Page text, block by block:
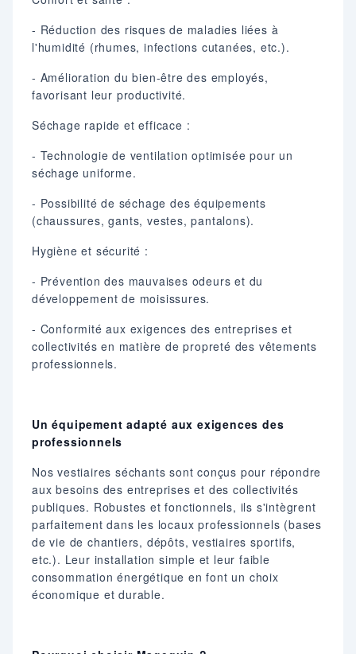
- Réduction des risques de maladies liées à
l'humidité (rhumes, infections cutanées, etc.).
- Amélioration du bien-être des employés,
favorisant leur productivité.
Séchage rapide et efficace :
- Technologie de ventilation optimisée pour un
séchage uniforme.
- Possibilité de séchage des équipements
(chaussures, gants, vestes, pantalons).
Hygiène et sécurité :
- Prévention des mauvaises odeurs et du
développement de moisissures.
- Conformité aux exigences des entreprises et
collectivités en matière de propreté des vêtements
professionnels.
Un équipement adapté aux exigences des
professionnels
Nos vestiaires séchants sont conçus pour répondre
aux besoins des entreprises et des collectivités
publiques. Robustes et fonctionnels, ils s'intègrent
parfaitement dans les locaux professionnels (bases
de vie de chantiers, dépôts, vestiaires sportifs,
etc.). Leur installation simple et leur faible
consommation énergétique en font un choix
économique et durable.